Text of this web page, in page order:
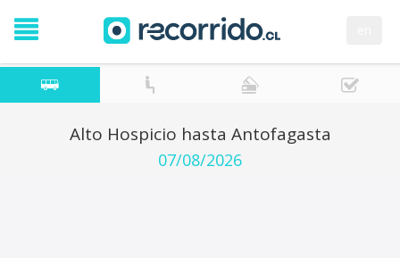
Alto Hospicio hasta Antofagasta
07/08/2026